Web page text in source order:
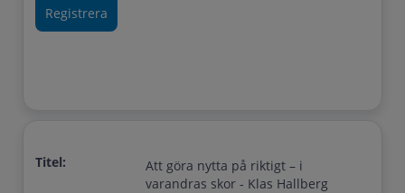
Titel:
Att göra nytta på riktigt – i
varandras skor - Klas Hallberg